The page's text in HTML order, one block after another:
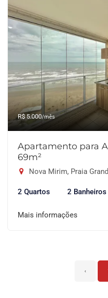
R$ 5.000/mês
Apartamento para
69m²
Nova Mirim, Praia
2 Quartos 2 Banheiros
Mais informações
‹